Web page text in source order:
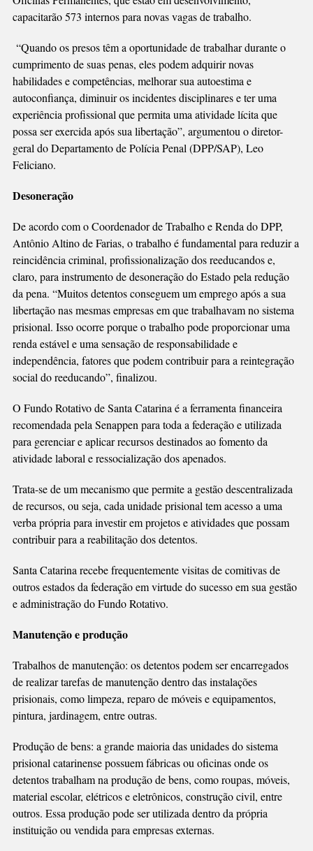
capacitarão 573 internos para novas vagas de trabalho.
“Quando os presos têm a oportunidade de trabalhar durante o
cumprimento de suas penas, eles podem adquirir novas
habilidades e competências, melhorar sua autoestima e
autoconfiança, diminuir os incidentes disciplinares e ter uma
experiência profissional que permita uma atividade lícita que
possa ser exercida após sua libertação”, argumentou o diretor-
geral do Departamento de Polícia Penal (DPP/SAP), Leo
Feliciano.
Desoneração
De acordo com o Coordenador de Trabalho e Renda do DPP,
Antônio Altino de Farias, o trabalho é fundamental para reduzir a
reincidência criminal, profissionalização dos reeducandos e,
claro, para instrumento de desoneração do Estado pela redução
da pena. “Muitos detentos conseguem um emprego após a sua
libertação nas mesmas empresas em que trabalhavam no sistema
prisional. Isso ocorre porque o trabalho pode proporcionar uma
renda estável e uma sensação de responsabilidade e
independência, fatores que podem contribuir para a reintegração
social do reeducando”, finalizou.
O Fundo Rotativo de Santa Catarina é a ferramenta financeira
recomendada pela Senappen para toda a federação e utilizada
para gerenciar e aplicar recursos destinados ao fomento da
atividade laboral e ressocialização dos apenados.
Trata-se de um mecanismo que permite a gestão descentralizada
de recursos, ou seja, cada unidade prisional tem acesso a uma
verba própria para investir em projetos e atividades que possam
contribuir para a reabilitação dos detentos.
Santa Catarina recebe frequentemente visitas de comitivas de
outros estados da federação em virtude do sucesso em sua gestão
e administração do Fundo Rotativo.
Manutenção e produção
Trabalhos de manutenção: os detentos podem ser encarregados
de realizar tarefas de manutenção dentro das instalações
prisionais, como limpeza, reparo de móveis e equipamentos,
pintura, jardinagem, entre outras.
Produção de bens: a grande maioria das unidades do sistema
prisional catarinense possuem fábricas ou oficinas onde os
detentos trabalham na produção de bens, como roupas, móveis,
material escolar, elétricos e eletrônicos, construção civil, entre
outros. Essa produção pode ser utilizada dentro da própria
instituição ou vendida para empresas externas.